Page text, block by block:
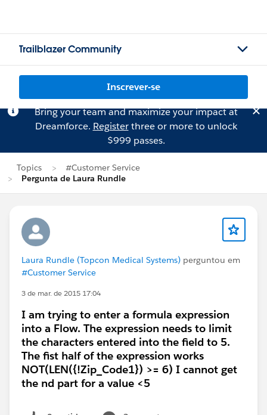
Trailblazer Community
Inscrever-se
Bring your team and maximize your impact at
Dreamforce. Registerthree or more to unlock
$999 passes.
Topics
#Customer Service
Pergunta de Laura Rundle
Laura Rundle (Topcon Medical Systems) perguntou em
#Customer Service
3 de mar. de 2015 17:04
I am trying to enter a formula expression
into a Flow. The expression needs to limit
the characters entered into the field to 5.
The fist half of the expression works
NOT(LEN({!Zip_Code1}) >= 6) I cannot get
the nd part for a value <5